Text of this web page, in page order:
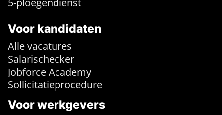
5-ploegendienst
Voor kandidaten
Alle vacatures
Salarischecker
Jobforce Academy
Sollicitatieprocedure
Voor werkgevers